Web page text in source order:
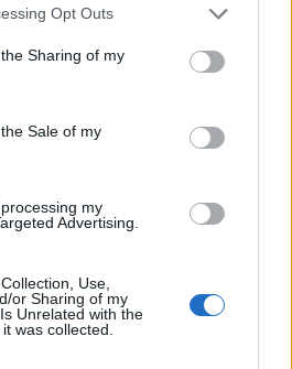
Opt Outs
Sharing of my
Sale of my
my
Advertising.
Use,
or Sharing of my
Unrelated with the
was collected.